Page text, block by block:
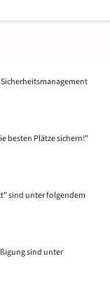
besten Plätze sichern!"
sind unter folgendem
sind unter